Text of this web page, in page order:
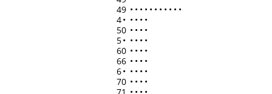
49 • • • • • • • • • • •
4• • • • •
50 • • • •
5• • • • •
60 • • • •
66 • • • •
6• • • • •
70 • • • •